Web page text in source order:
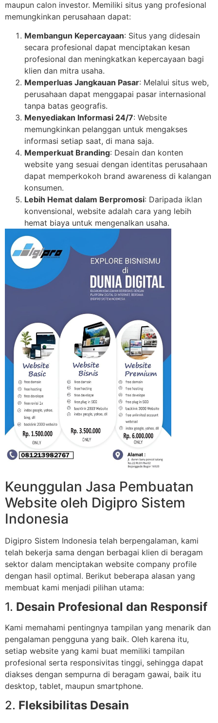
maupun calon investor. Memiliki situs yang profesional
memungkinkan perusahaan dapat:
Membangun Kepercayaan: Situs yang didesain
secara profesional dapat menciptakan kesan
profesional dan meningkatkan kepercayaan bagi
klien dan mitra usaha.
Memperluas Jangkauan Pasar: Melalui situs web,
perusahaan dapat menggapai pasar internasional
tanpa batas geografis.
Menyediakan Informasi 24/7: Website
memungkinkan pelanggan untuk mengakses
informasi setiap saat, di mana saja.
Memperkuat Branding: Desain dan konten
website yang sesuai dengan identitas perusahaan
dapat memperkokoh brand awareness di kalangan
konsumen.
Lebih Hemat dalam Berpromosi: Daripada iklan
konvensional, website adalah cara yang lebih
hemat biaya untuk mengenalkan usaha.
Keunggulan Jasa Pembuatan
Website oleh Digipro Sistem
Indonesia
Digipro Sistem Indonesia telah berpengalaman, kami
telah bekerja sama dengan berbagai klien di beragam
sektor dalam menciptakan website company profile
dengan hasil optimal. Berikut beberapa alasan yang
membuat kami menjadi pilihan utama:
1. Desain Profesional dan Responsif
Kami memahami pentingnya tampilan yang menarik dan
pengalaman pengguna yang baik. Oleh karena itu,
setiap website yang kami buat memiliki tampilan
profesional serta responsivitas tinggi, sehingga dapat
diakses dengan sempurna di beragam gawai, baik itu
desktop, tablet, maupun smartphone.
2. Fleksibilitas Desain